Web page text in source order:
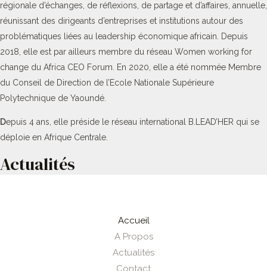
régionale d’échanges, de réflexions, de partage et d’affaires, annuelle,
réunissant des dirigeants d’entreprises et institutions autour des
problématiques liées au leadership économique africain. Depuis
2018, elle est par ailleurs membre du réseau Women working for
change du Africa CEO Forum. En 2020, elle a été nommée Membre
du Conseil de Direction de l’Ecole Nationale Supérieure
Polytechnique de Yaoundé.
Depuis 4 ans, elle préside le réseau international B.LEAD’HER qui se
déploie en Afrique Centrale.
Actualités
Accueil
A Propos
Actualités
Contact